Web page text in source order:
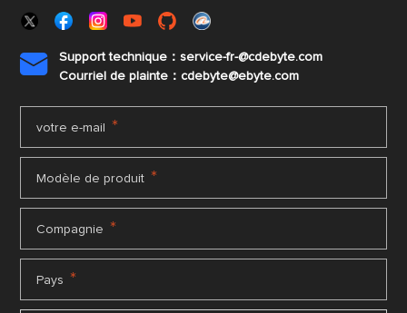

Support technique：service-fr-@cdebyte.com
Courriel de plainte：cdebyte@ebyte.com
votre e-mail *
Modèle de produit *
Compagnie *
Pays *